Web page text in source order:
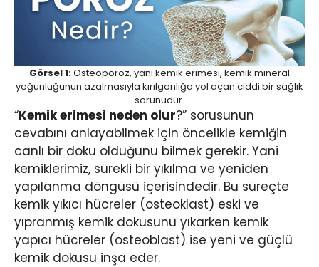
Görsel 1:Osteoporoz, yani kemik erimesi, kemik mineral
yoğunluğunun azalmasıyla kırılganlığa yol açan ciddi bir sağlık
sorunudur.
“Kemik erimesi neden olur?” sorusunun
cevabını anlayabilmek için öncelikle kemiğin
canlı bir doku olduğunu bilmek gerekir. Yani
kemiklerimiz, sürekli bir yıkılma ve yeniden
yapılanma döngüsü içerisindedir. Bu süreçte
kemik yıkıcı hücreler (osteoklast) eski ve
yıpranmış kemik dokusunu yıkarken kemik
yapıcı hücreler (osteoblast) ise yeni ve güçlü
kemik dokusu inşa eder.